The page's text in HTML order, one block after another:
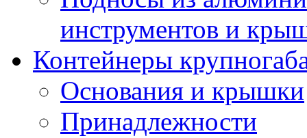
инструментов и
Контейнеры
Основания и крышки
Принадлежности